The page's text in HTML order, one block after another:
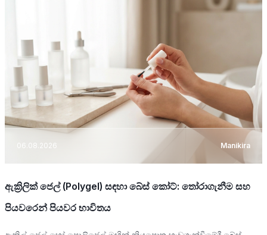
06.08.2026 Manikira
ඇක්‍රිලික් ජෙල් (Polygel) සඳහා බේස් කෝට්: තෝරාගැනීම සහ
පියවරෙන් පියවර භාවිතය